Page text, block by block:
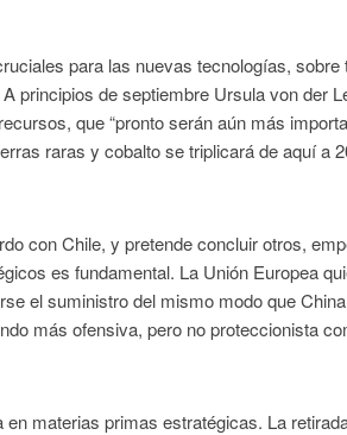
para las nuevas tecnologías, sobre
principios de septiembre Ursula von der
que “pronto serán aún más
raras y cobalto se triplicará de aquí a
con Chile, y pretende concluir otros,
es fundamental. La Unión Europea
el suministro del mismo modo que
más ofensiva, pero no proteccionista
materias primas estratégicas. La